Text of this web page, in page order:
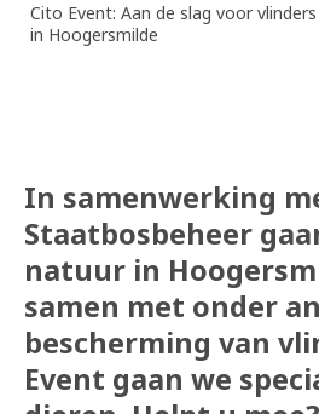
Cito Event: Aan de slag voor vlinders
in Hoogersmilde
In samenwerking
Staatbosbeheer
natuur in
samen met onder
bescherming van
Event gaan we